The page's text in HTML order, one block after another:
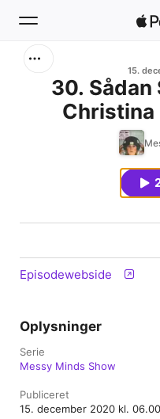
Hjem
15.
30. Sådan
Christina
Danskernes
Rørende
Episodewebside
Oplysninger
Serie
Messy Minds Show
Publiceret
15. december 2020 kl.